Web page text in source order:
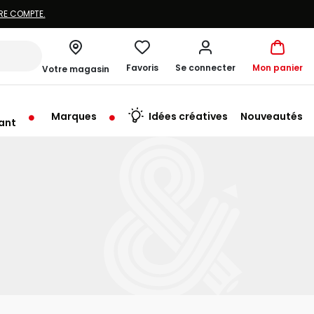
Votre magasin
à 10:00
Favoris Se connecter Mon panier
Marques Idées créatives Nouveautés